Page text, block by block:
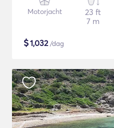
Motorjacht
23 ft
7 m
$1,032/dag